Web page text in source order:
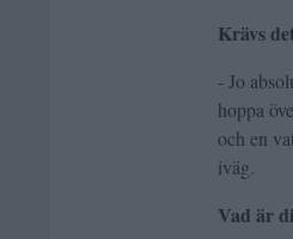
Krävs
- Jo
hoppa
och en
iväg.
Vad är